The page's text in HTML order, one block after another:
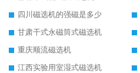
四川磁选机的强磁是多少
甘肃干式永磁筒式磁选机
重庆顺流磁选机
江西实验用室湿式磁选机